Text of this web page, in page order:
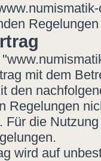
mit dem
den
Regelungen
Für die
wird auf